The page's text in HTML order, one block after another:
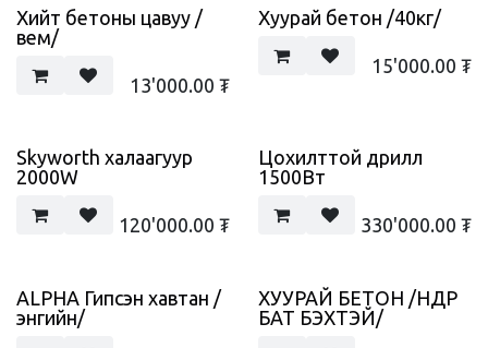
Хийт бетоны цавуу /
вем/
13'000.00 ₮
Хуурай бетон /40кг/
15'000.00 ₮
Skyworth халаагуур
2000W
120'000.00 ₮
Цохилттой дрилл
1500Вт
330'000.00 ₮
ALPHA Гипсэн хавтан /
энгийн/
ХУУРАЙ БЕТОН /ӨНДӨР
БАТ БЭХТЭЙ/